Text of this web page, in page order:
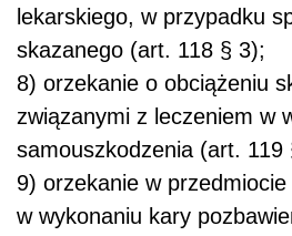
lekarskiego, w przypadku
skazanego (art. 118 § 3);
8) orzekanie o obciążeniu
związanymi z leczeniem w
samouszkodzenia (art. 119
9) orzekanie w
w wykonaniu kary